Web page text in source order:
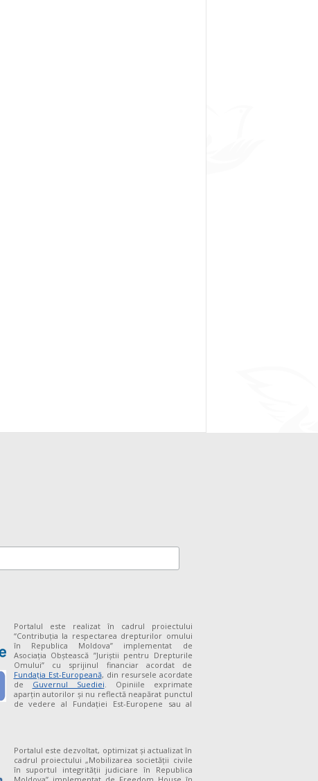
Portalul este realizat în cadrul proiectului
“Contribuția la respectarea drepturilor omului
în Republica Moldova” implementat de
Asociația Obștească ”Juriștii pentru Drepturile
Omului” cu sprijinul financiar acordat de
Fundaţia Est-Europeană, din resursele acordate
de Guvernul Suediei. Opiniile exprimate
aparţin autorilor şi nu reflectă neapărat punctul
de vedere al Fundației Est-Europene sau al
Portalul este dezvoltat, optimizat și actualizat în
cadrul proiectului „Mobilizarea societății civile
în suportul integrității judiciare în Republica